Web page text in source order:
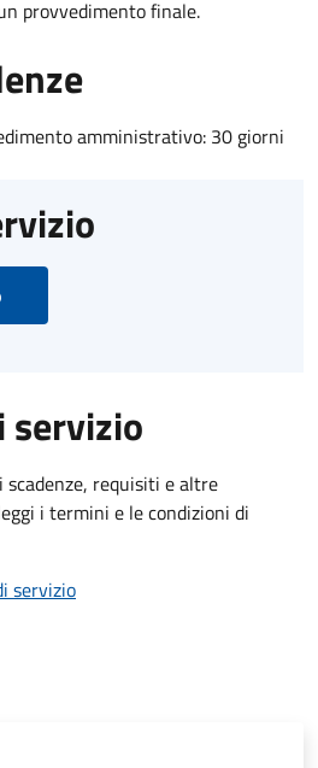
provvedimento finale.
amministrativo: 30 giorni
servizio
scadenze, requisiti e altre
i termini e le condizioni di
servizio